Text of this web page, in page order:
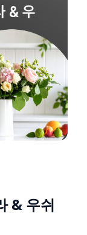
& 우쉬